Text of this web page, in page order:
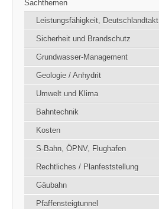
Sachthemen
Leistungsfähigkeit, Deutschlandtakt
Sicherheit und Brandschutz
Grundwasser-Management
Geologie / Anhydrit
Umwelt und Klima
Bahntechnik
Kosten
S-Bahn, ÖPNV, Flughafen
Rechtliches / Planfeststellung
Gäubahn
Pfaffensteigtunnel